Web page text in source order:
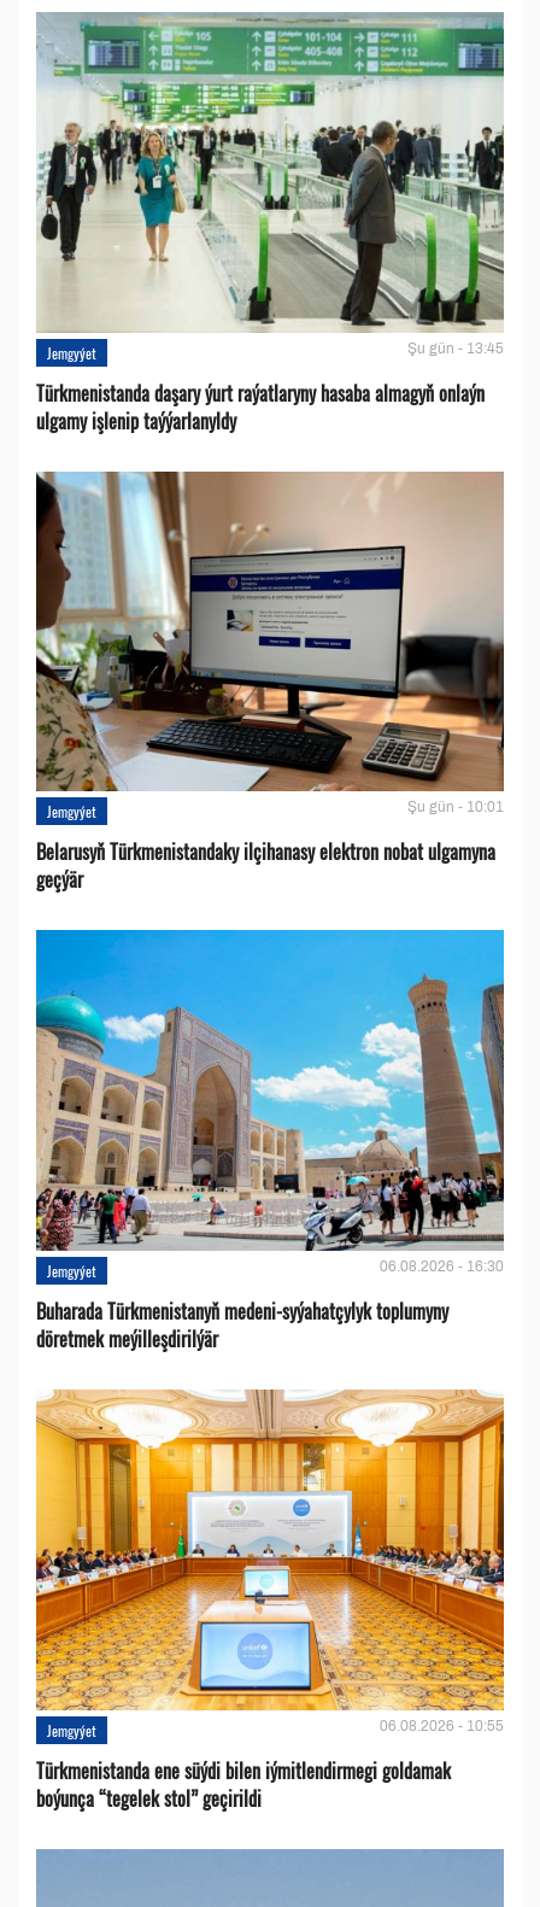
Jemgyýet Şu gün - 13:45
Türkmenistanda daşary ýurt raýatlaryny hasaba almagyň onlaýn
ulgamy işlenip taýýarlanyldy
Jemgyýet Şu gün - 10:01
Belarusyň Türkmenistandaky ilçihanasy elektron nobat ulgamyna
geçýär
Jemgyýet 06.08.2026 - 16:30
Buharada Türkmenistanyň medeni-syýahatçylyk toplumyny
döretmek meýilleşdirilýär
Jemgyýet 06.08.2026 - 10:55
Türkmenistanda ene süýdi bilen iýmitlendirmegi goldamak
boýunça “tegelek stol” geçirildi